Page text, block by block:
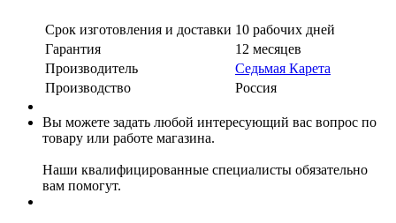
Срок изготовления и доставки 10 рабочих дней
Гарантия
12 месяцев
Производитель
Седьмая Карета
Производство
Россия
Вы можете задать любой интересующий вас вопрос по
товару или работе магазина.
Наши квалифицированные специалисты обязательно
вам помогут.